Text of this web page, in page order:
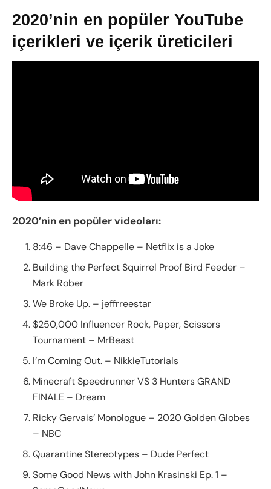
2020’nin en popüler YouTube
içerikleri ve içerik üreticileri
2020’nin en popüler videoları:
8:46 – Dave Chappelle – Netflix is a Joke
Building the Perfect Squirrel Proof Bird Feeder –
Mark Rober
We Broke Up. – jeffrreestar
$250,000 Influencer Rock, Paper, Scissors
Tournament – MrBeast
I’m Coming Out. – NikkieTutorials
Minecraft Speedrunner VS 3 Hunters GRAND
FINALE – Dream
Ricky Gervais’ Monologue – 2020 Golden Globes
– NBC
Quarantine Stereotypes – Dude Perfect
Some Good News with John Krasinski Ep. 1 –